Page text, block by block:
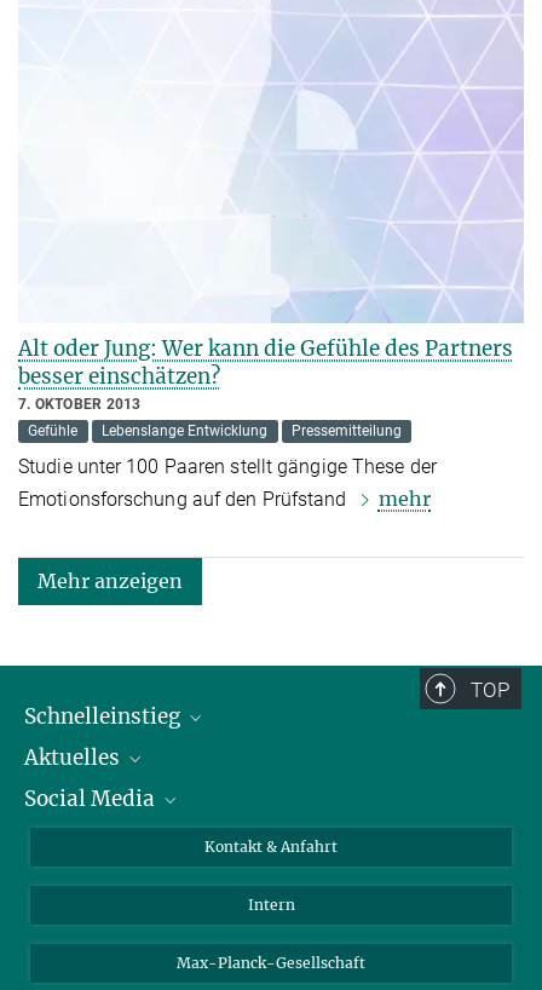
Alt oder Jung: Wer kann die Gefühle des Partners
besser einschätzen?
7. OKTOBER 2013
Gefühle
Lebenslange Entwicklung Pressemitteilung
Studie unter 100 Paaren stellt gängige These der
Emotionsforschung auf den Prüfstand
mehr
Mehr anzeigen
TOP
Schnelleinstieg
Personen
Pressebereich
Aktuelles
Stellenangebote
Social Media
X
LinkedIn
Kontakt & Anfahrt
Intern
Max-Planck-Gesellschaft